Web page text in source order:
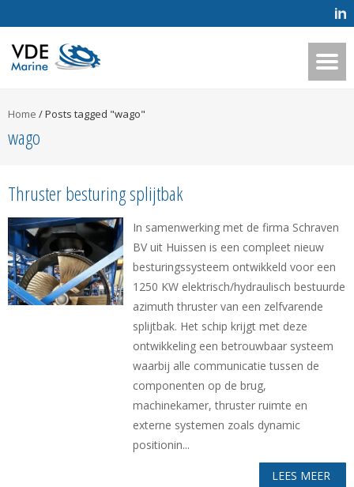
Home /Posts tagged "wago"
wago
Thruster besturing splijtbak
In samenwerking met de firma Schraven
BV uit Huissen is een compleet nieuw
besturingssysteem ontwikkeld voor een
1250 KW elektrisch/hydraulisch bestuurde
azimuth thruster van een zelfvarende
splijtbak. Het schip krijgt met deze
ontwikkeling een betrouwbaar systeem
waarbij alle communicatie tussen de
componenten op de brug,
machinekamer, thruster ruimte en
externe systemen zoals dynamic
positionin...
LEES MEER